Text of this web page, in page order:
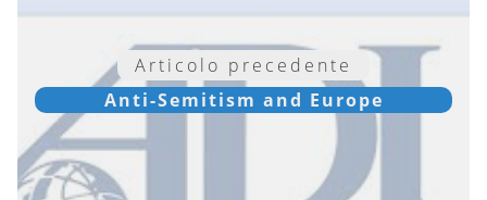
Articolo precedente
Anti-Semitism and Europe